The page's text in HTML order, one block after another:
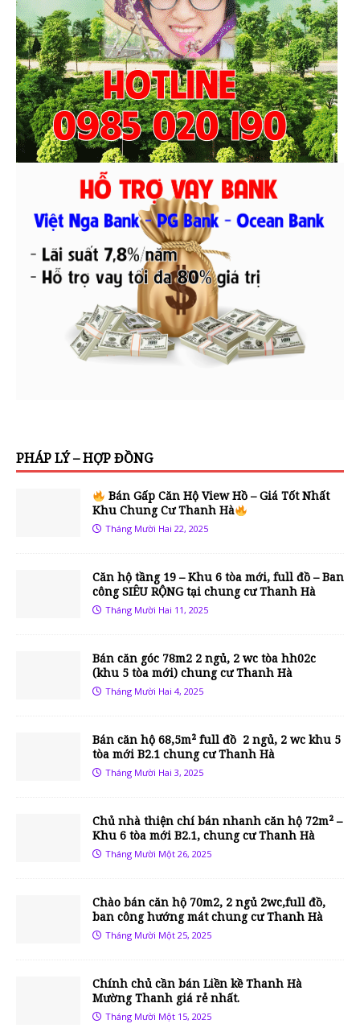
PHÁP LÝ – HỢP ĐỒNG
Bán Gấp Căn Hộ View Hồ – Giá Tốt Nhất
Khu Chung Cư Thanh Hà
Tháng Mười Hai 22, 2025
Căn hộ tầng 19 – Khu 6 tòa mới, full đồ – Ban
công SIÊU RỘNG tại chung cư Thanh Hà
Tháng Mười Hai 11, 2025
Bán căn góc 78m2 2 ngủ, 2 wc tòa hh02c
(khu 5 tòa mới) chung cư Thanh Hà
Tháng Mười Hai 4, 2025
Bán căn hộ 68,5m² full đồ 2 ngủ, 2 wc khu 5
tòa mới B2.1 chung cư Thanh Hà
Tháng Mười Hai 3, 2025
Chủ nhà thiện chí bán nhanh căn hộ 72m² –
Khu 6 tòa mới B2.1, chung cư Thanh Hà
Tháng Mười Một 26, 2025
Chào bán căn hộ 70m2, 2 ngủ 2wc,full đồ,
ban công hướng mát chung cư Thanh Hà
Tháng Mười Một 25, 2025
Chính chủ cần bán Liền kề Thanh Hà
Mường Thanh giá rẻ nhất.
Tháng Mười Một 15, 2025